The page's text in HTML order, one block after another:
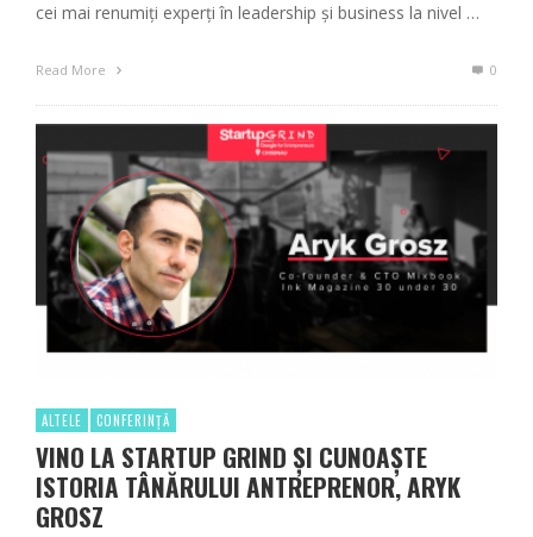
cei mai renumiți experți în leadership și business la nivel …
Read More 0
ALTELE CONFERINȚĂ
VINO LA STARTUP GRIND ȘI CUNOAȘTE
ISTORIA TÂNĂRULUI ANTREPRENOR, ARYK
GROSZ